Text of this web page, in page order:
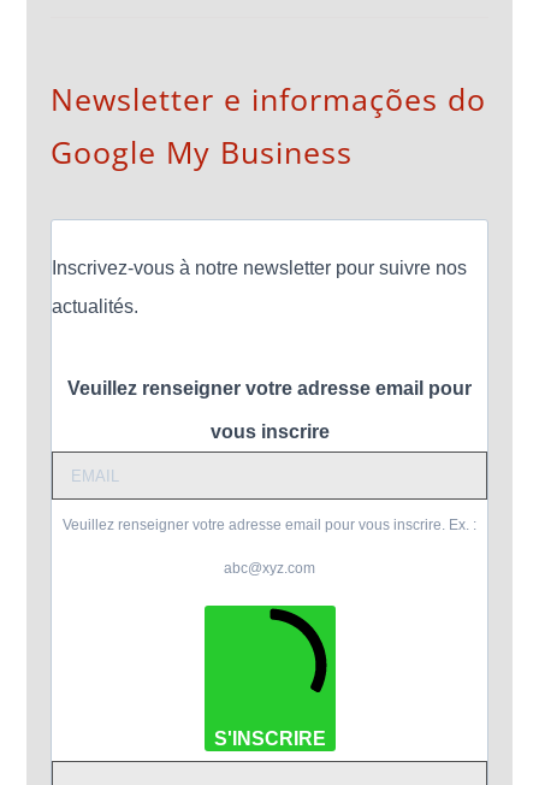
Newsletter e informações do
Google My Business
Inscrivez-vous à notre newsletter pour suivre nos
actualités.
Veuillez renseigner votre adresse email pour
vous inscrire
Veuillez renseigner votre adresse email pour vous inscrire. Ex. :
abc@xyz.com
S'INSCRIRE